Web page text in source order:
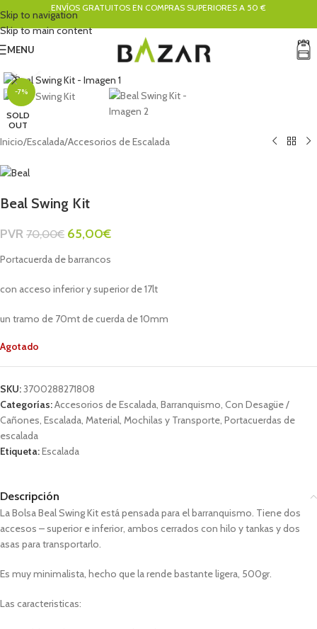
Skip to navigation
Skip to main content
ENVÍOS GRATUITOS EN COMPRAS SUPERIORES A 50 €
MENU
-7%
SOLD
OUT
Inicio/Escalada/Accesorios de Escalada
Beal Swing Kit
PVR 70,00€ 65,00€
Portacuerda de barrancos
con acceso inferior y superior de 17lt
un tramo de 70mt de cuerda de 10mm
Agotado
SKU:3700288271808
Categorías:Accesorios de Escalada, Barranquismo, Con Desagüe /
Cañones, Escalada, Material, Mochilas y Transporte, Portacuerdas de
escalada
Etiqueta:Escalada
Descripción
La Bolsa Beal Swing Kit está pensada para el barranquismo. Tiene dos
accesos – superior e inferior, ambos cerrados con hilo y tankas y dos
asas para transportarlo.
Es muy minimalista, hecho que la rende bastante ligera, 500gr.
Las caracteristicas: